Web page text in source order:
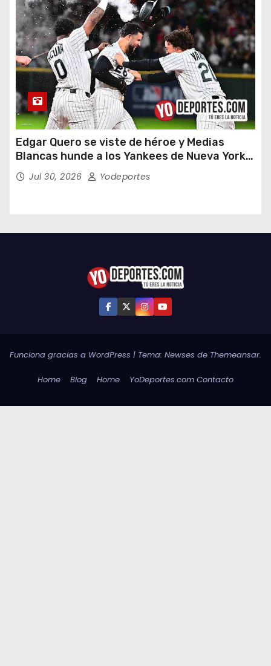
Edgar Quero se viste de héroe y Medias
Blancas hunde a los Yankees de Nueva York
en doce entradas
Jul 30, 2026 Yodeportes
Funciona gracias a WordPress | Tema: Newses de Themeansar.
Home Blog Home YoDeportes.com Contacto